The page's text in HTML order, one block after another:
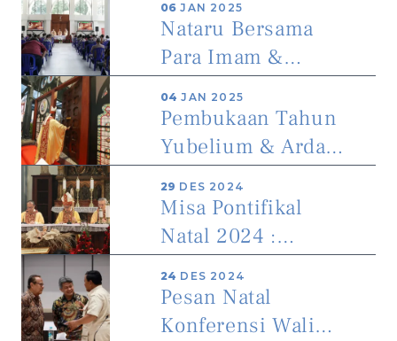
"Menjadi Peziarah
Pengharapan dalam
Kebersamaan"
06 JAN 2025
Nataru Bersama
Para Imam &
Karyawan Komplek
KAJ : Menemukan
Jati Diri dalam
Pelayanan
04 JAN 2025
Pembukaan Tahun
Yubelium & Ardas
KAJ 2025 :” Janji
Allah Terkadang
tidak sesuai dengan
Kenyataan Namun
Tampak dalam
Harapan dengan
29 DES 2024
Misa Pontifikal
Natal 2024 :
“Manusia di
Panggil untuk
menemukan Jati
24 DES 2024
Pesan Natal
Konferensi Wali